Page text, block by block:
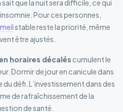
que la nuit sera difficile, ce qui
Pour ces personnes,
stable reste la priorité, même
être ajustés.
horaires décalés cumulent le
Dormir de jour en canicule dans
défi. L’investissement dans des
de rafraîchissement de la
de santé.